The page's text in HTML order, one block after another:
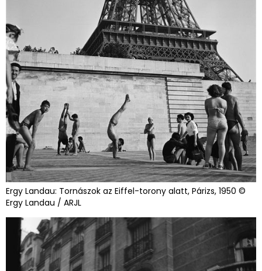
Ergy Landau: Tornászok az Eiffel-torony alatt, Párizs, 1950 ©
Ergy Landau / ARJL